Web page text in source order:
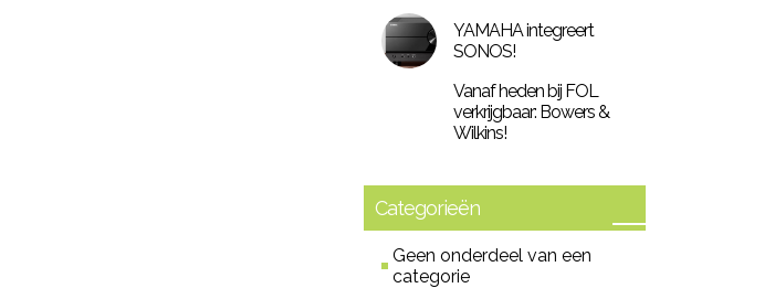
YAMAHA integreert
SONOS!
Vanaf heden bij FOL
verkrijgbaar: Bowers &
Wilkins!
Categorieën
Geen onderdeel van een
categorie